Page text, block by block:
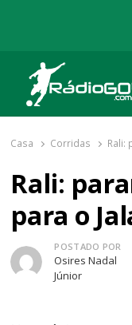
Rádio Gol
Há mais de 20 anos
Casa Corridas Rali:
Rali:
para o
Autor
POSTADO POR
Osires Nadal
Júnior